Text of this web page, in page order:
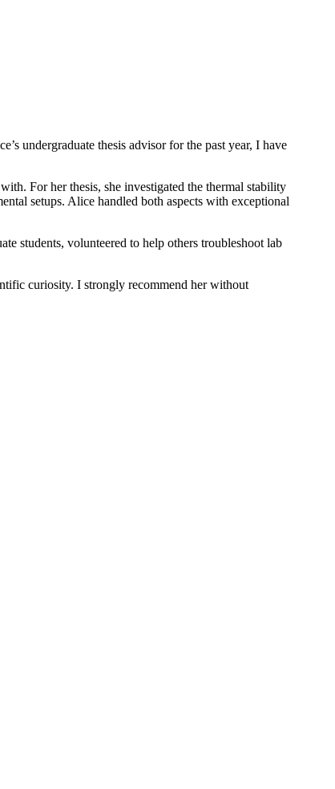
undergraduate thesis advisor for the past year, I have
For her thesis, she investigated the thermal stability
setups. Alice handled both aspects with exceptional
students, volunteered to help others troubleshoot lab
curiosity. I strongly recommend her without